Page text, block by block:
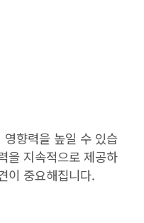
향력을 높일 수 있습
을 지속적으로 제공하
이 중요해집니다.